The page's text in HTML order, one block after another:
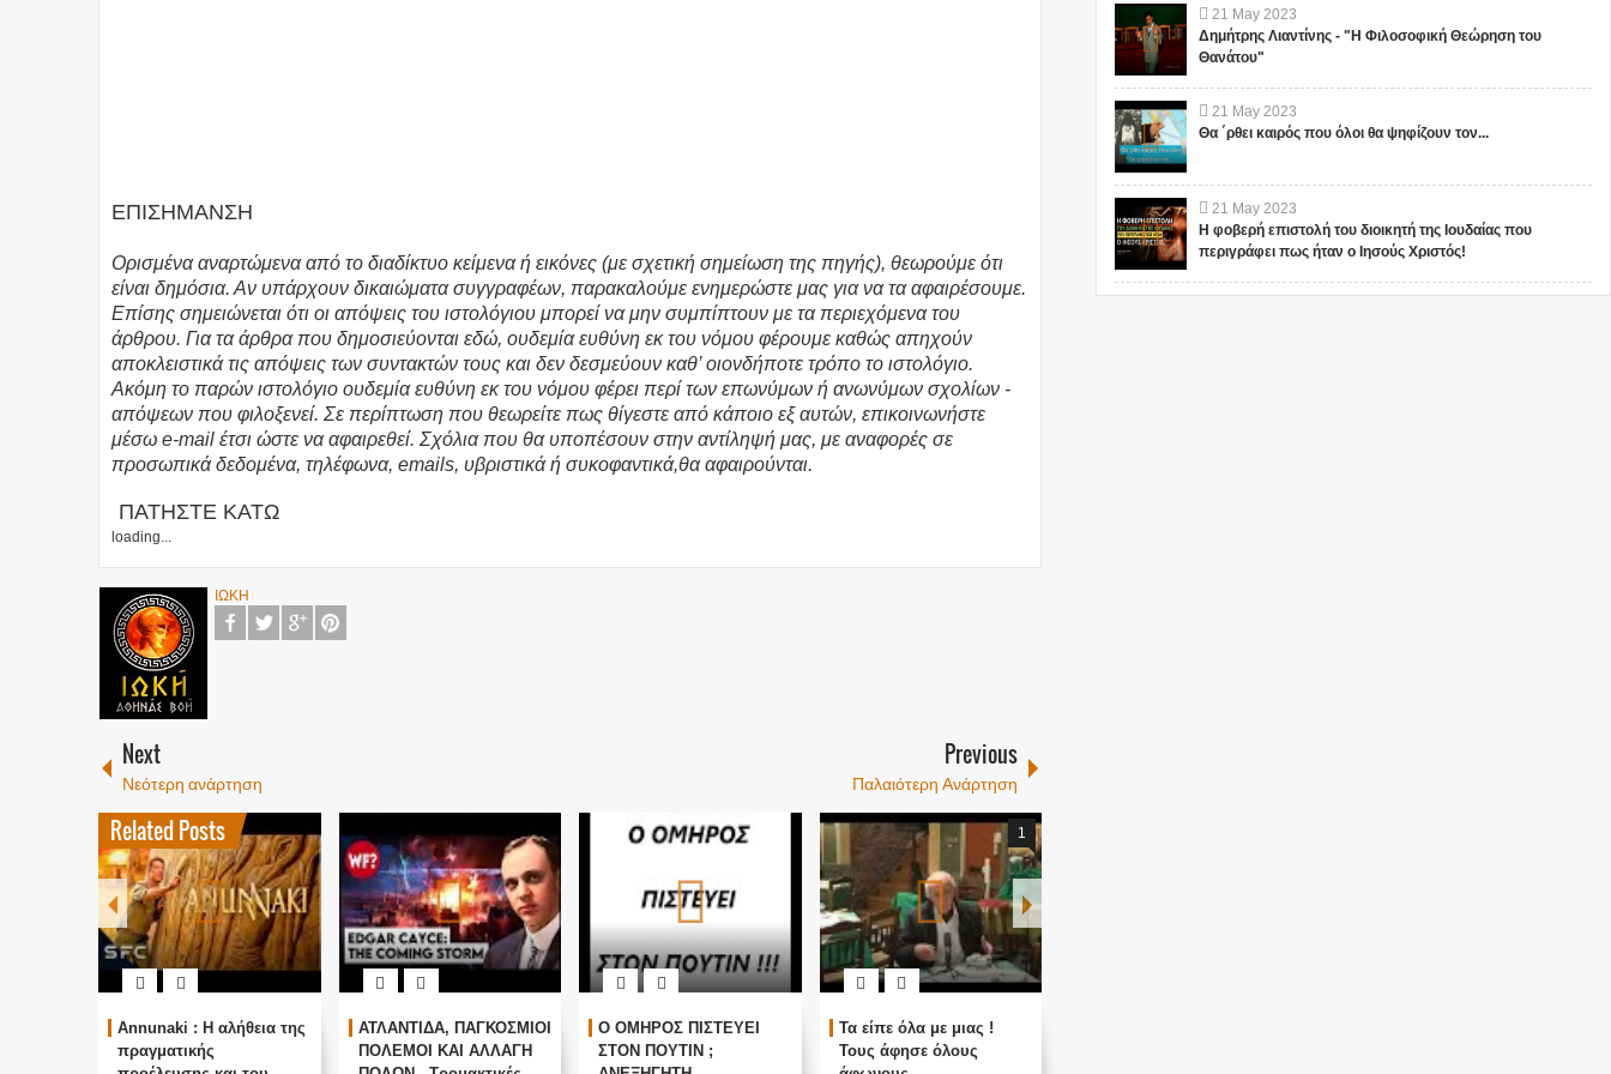
ΕΠΙΣΗΜΑΝΣΗ
Ορισμένα αναρτώμενα από το διαδίκτυο κείμενα ή εικόνες (με σχετική σημείωση της πηγής), θεωρούμε ότι
είναι δημόσια. Αν υπάρχουν δικαιώματα συγγραφέων, παρακαλούμε ενημερώστε μας για να τα αφαιρέσουμε.
Επίσης σημειώνεται ότι οι απόψεις του ιστολόγιου μπορεί να μην συμπίπτουν με τα περιεχόμενα του
άρθρου. Για τα άρθρα που δημοσιεύονται εδώ, ουδεμία ευθύνη εκ του νόμου φέρουμε καθώς απηχούν
αποκλειστικά τις απόψεις των συντακτών τους και δεν δεσμεύουν καθ’ οιονδήποτε τρόπο το ιστολόγιο.
Ακόμη το παρών ιστολόγιο ουδεμία ευθύνη εκ του νόμου φέρει περί των επωνύμων ή ανωνύμων σχολίων -
απόψεων που φιλοξενεί. Σε περίπτωση που θεωρείτε πως θίγεστε από κάποιο εξ αυτών, επικοινωνήστε
μέσω e-mail έτσι ώστε να αφαιρεθεί. Σχόλια που θα υποπέσουν στην αντίληψή μας, με αναφορές σε
προσωπικά δεδομένα, τηλέφωνα, emails, υβριστικά ή συκοφαντικά,θα αφαιρούνται.
ΠΑΤΗΣΤΕ ΚΑΤΩ
loading...
ΙΩΚΗ
Next
Νεότερη ανάρτηση
Previous
Παλαιότερη Ανάρτηση
Related Posts
Annunaki : Η αλήθεια της
πραγματικής
ΑΤΛΑΝΤΙΔΑ, ΠΑΓΚΟΣΜΙΟΙ
ΠΟΛΕΜΟΙ ΚΑΙ ΑΛΛΑΓΗ
Ο ΟΜΗΡΟΣ ΠΙΣΤΕΥΕΙ
ΣΤΟΝ ΠΟΥΤΙΝ ;
1
Τα είπε όλα με μιας !
Τους άφησε όλους
21 May 2023
Δημήτρης Λιαντίνης - "Η Φιλοσοφική Θεώρηση του
Θανάτου"
21 May 2023
Θα ΄ρθει καιρός που όλοι θα ψηφίζουν τον...
21 May 2023
Η φοβερή επιστολή του διοικητή της Ιουδαίας που
περιγράφει πως ήταν ο Ιησούς Χριστός!